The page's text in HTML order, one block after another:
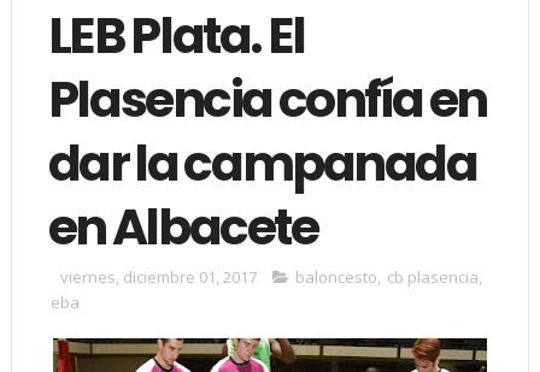
LEB Plata. El
Plasencia confía en
dar la campanada
en Albacete
viernes, diciembre 01, 2017 baloncesto, cb plasencia,
eba